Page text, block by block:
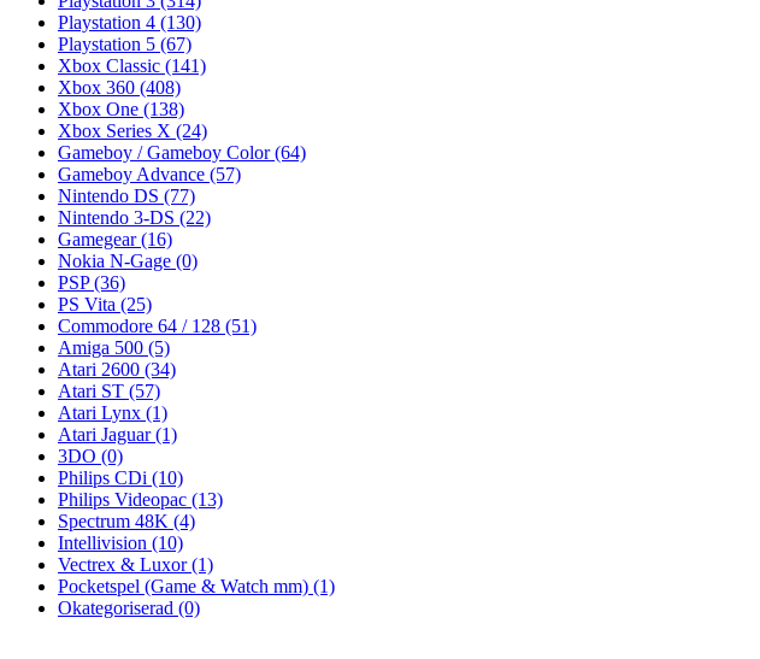
Playstation 4 (130)
Playstation 5 (67)
Xbox Classic (141)
Xbox 360 (408)
Xbox One (138)
Xbox Series X (24)
Gameboy / Gameboy Color(64)
Gameboy Advance (57)
Nintendo DS (77)
Nintendo 3-DS (22)
Gamegear(16)
Nokia N-Gage (0)
PSP(36)
PS Vita (25)
Commodore 64 / 128 (51)
Amiga 500 (5)
Atari 2600 (34)
Atari ST (57)
Atari Lynx (1)
Atari Jaguar(1)
3DO (0)
Philips CDi (10)
Philips Videopac (13)
Spectrum 48K (4)
Intellivision (10)
Vectrex & Luxor(1)
Pocketspel (Game & Watch mm) (1)
Okategoriserad (0)